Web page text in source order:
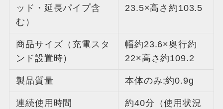
ッド・延長パイプ含
む）
23.5×高さ約103.5
商品サイズ（充電スタ
ンド設置時）
幅約23.6×奥行約
22×高さ約109.2
製品質量 本体のみ:約0.9g
連続使用時間
約40分（使用状況